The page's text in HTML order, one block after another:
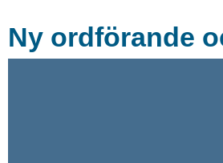
Ny ordförande